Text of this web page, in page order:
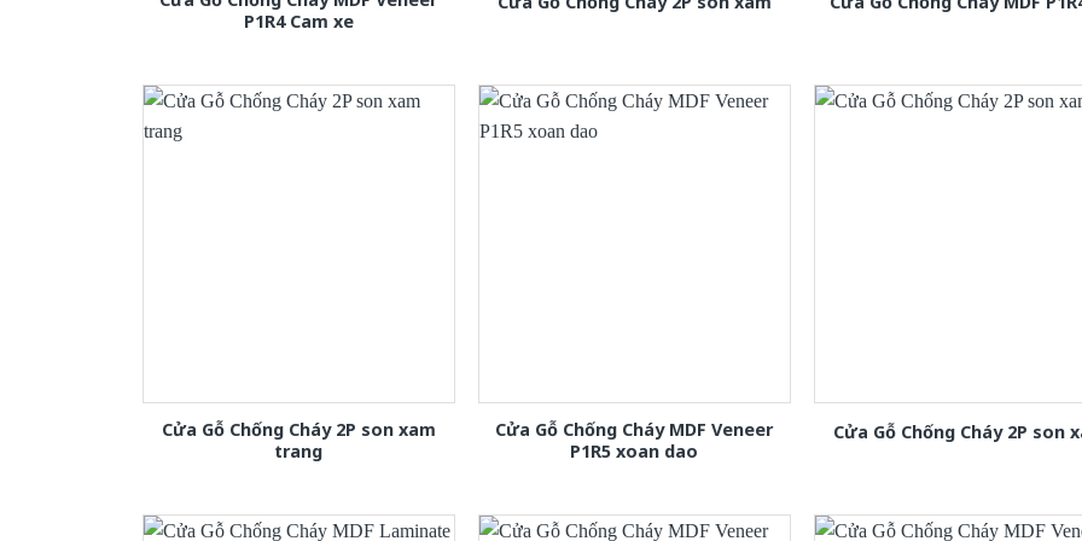
P1R4 Cam xe
Cửa Gỗ Chống Cháy 2P son xam
trang
Cửa Gỗ Chống Cháy MDF Veneer
P1R5 xoan dao
Cửa Gỗ Chống Cháy 2P son